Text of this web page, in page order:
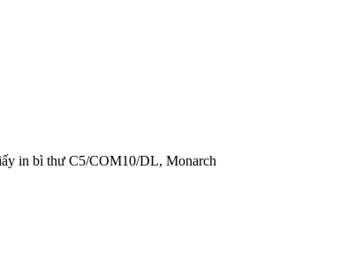
in bì thư C5/COM10/DL, Monarch